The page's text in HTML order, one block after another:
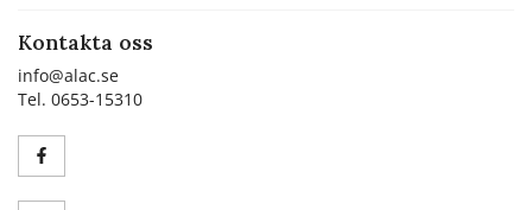
Kontakta oss
info@alac.se
Tel. 0653-15310